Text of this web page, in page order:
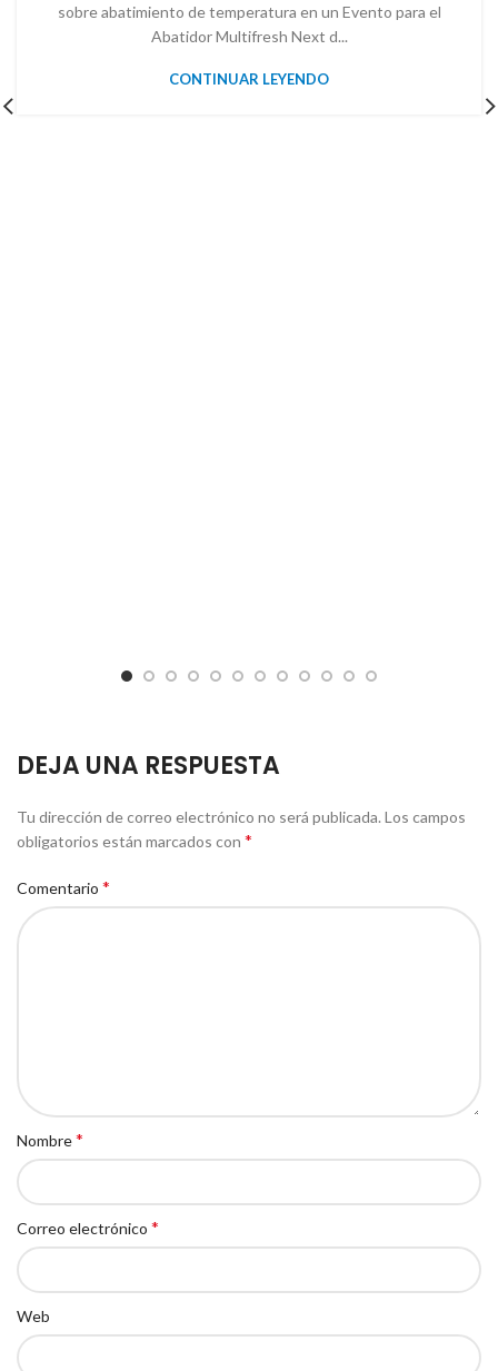
sobre abatimiento de temperatura en un Evento para el
Abatidor Multifresh Next d...
CONTINUAR LEYENDO
DEJA UNA RESPUESTA
Tu dirección de correo electrónico no será publicada. Los campos
obligatorios están marcados con *
Comentario *
Nombre*
Correo electrónico *
Web